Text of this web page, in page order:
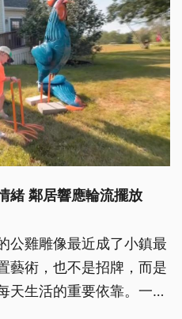
緒 鄰居響應輪流擺放
公雞雕像最近成了小鎮最
藝術，也不是招牌，而是
天生活的重要依靠。一場